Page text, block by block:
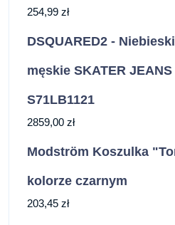
254,99 zł
DSQUARED2 -
męskie SKATER JEANS
S71LB1121
2859,00 zł
Modström Koszulka
kolorze czarnym
203,45 zł